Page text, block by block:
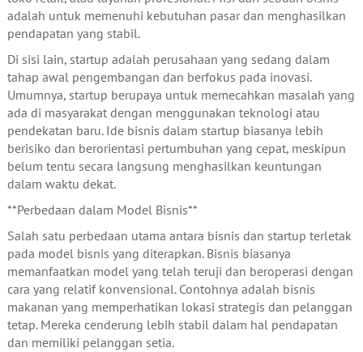
adalah untuk memenuhi kebutuhan pasar dan menghasilkan
pendapatan yang stabil.
Di sisi lain, startup adalah perusahaan yang sedang dalam
tahap awal pengembangan dan berfokus pada inovasi.
Umumnya, startup berupaya untuk memecahkan masalah yang
ada di masyarakat dengan menggunakan teknologi atau
pendekatan baru. Ide bisnis dalam startup biasanya lebih
berisiko dan berorientasi pertumbuhan yang cepat, meskipun
belum tentu secara langsung menghasilkan keuntungan
dalam waktu dekat.
**Perbedaan dalam Model Bisnis**
Salah satu perbedaan utama antara bisnis dan startup terletak
pada model bisnis yang diterapkan. Bisnis biasanya
memanfaatkan model yang telah teruji dan beroperasi dengan
cara yang relatif konvensional. Contohnya adalah bisnis
makanan yang memperhatikan lokasi strategis dan pelanggan
tetap. Mereka cenderung lebih stabil dalam hal pendapatan
dan memiliki pelanggan setia.